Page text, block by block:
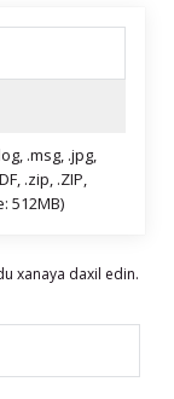
.msg, .jpg,
.zip, .ZIP,
512MB)
xanaya daxil edin.